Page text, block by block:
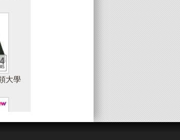
廊圖片
拖拉的方式，將藝廊中
品中
數字(團服)
工具，只要建立一個範
姓名或數字，就可以大
人的專屬衣服，例如：
大學